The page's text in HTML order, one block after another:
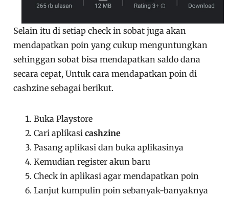
Selain itu di setiap check in sobat juga akan
mendapatkan poin yang cukup menguntungkan
sehinggan sobat bisa mendapatkan saldo dana
secara cepat, Untuk cara mendapatkan poin di
cashzine sebagai berikut.
Buka Playstore
Cari aplikasicashzine
Pasang aplikasi dan buka aplikasinya
Kemudian register akun baru
Check in aplikasi agar mendapatkan poin
Lanjut kumpulin poin sebanyak-banyaknya